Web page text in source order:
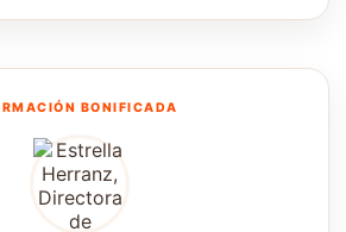
BONIFICADA